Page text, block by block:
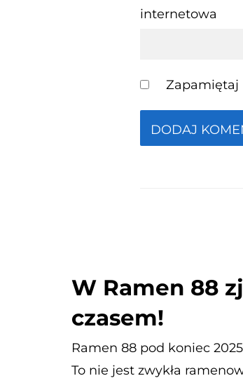
internetowa
Zapamiętaj
W Ramen 88
czasem!
Ramen 88 pod koniec
To nie jest zwykła